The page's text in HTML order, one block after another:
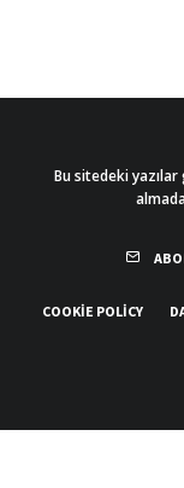
Bu sitedeki
COOKIE POLICY